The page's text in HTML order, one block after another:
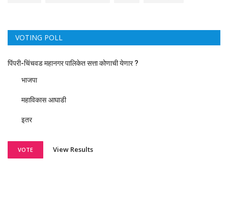
VOTING POLL
पिंपरी-चिंचवड महानगर पालिकेत सत्ता कोणाची येणार ?
भाजपा
महाविकास आघाडी
इतर
VOTE View Results